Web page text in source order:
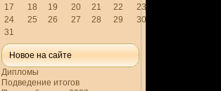
17
18 19 20 21 22
23
24
25 26 27 28 29
30
31
Новое на сайте
Дипломы
Подведение итогов